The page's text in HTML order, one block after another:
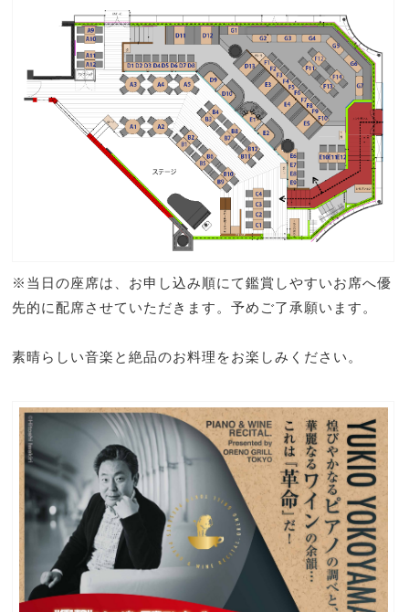
※当日の座席は、お申し込み順にて鑑賞しやすいお席へ優
先的に配席させていただきます。予めご了承願います。
素晴らしい音楽と絶品のお料理をお楽しみください。